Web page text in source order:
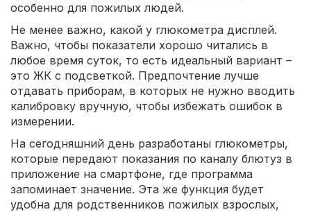
особенно для пожилых людей.
Не менее важно, какой у глюкометра дисплей.
Важно, чтобы показатели хорошо читались в
любое время суток, то есть идеальный вариант –
это ЖК с подсветкой. Предпочтение лучше
отдавать приборам, в которых не нужно вводить
калибровку вручную, чтобы избежать ошибок в
измерении.
На сегодняшний день разработаны глюкометры,
которые передают показания по каналу блютуз в
приложение на смартфоне, где программа
запоминает значение. Эта же функция будет
удобна для родственников пожилых взрослых,